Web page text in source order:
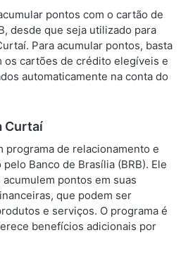
pontos com o cartão de
desde que seja utilizado para
Para acumular pontos, basta
os cartões de crédito elegíveis e
automaticamente na conta do
Curtaí
programa de relacionamento e
Banco de Brasília (BRB). Ele
pontos em suas
que podem ser
e serviços. O programa é
benefícios adicionais por